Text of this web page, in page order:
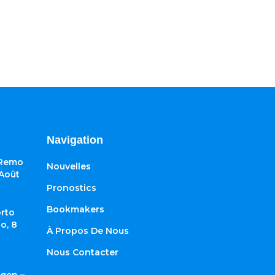
8
Navigation
Nouvelles
Pronostics
Bookmakers
À Propos De Nous
Nous Contacter